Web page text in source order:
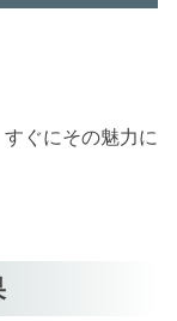
ぐにその魅力に